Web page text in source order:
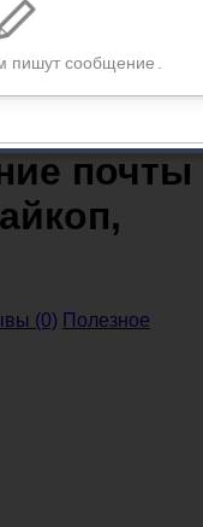
385071, Майкоп,
почты
(0) Полезное